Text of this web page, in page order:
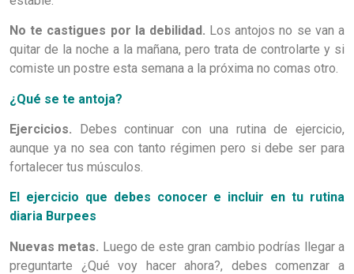
No te castigues por la debilidad. Los antojos no se van a
quitar de la noche a la mañana, pero trata de controlarte y si
comiste un postre esta semana a la próxima no comas otro.
¿Qué se te antoja?
Ejercicios. Debes continuar con una rutina de ejercicio,
aunque ya no sea con tanto régimen pero si debe ser para
fortalecer tus músculos.
El ejercicio que debes conocer e incluir en tu rutina
diaria Burpees
Nuevas metas. Luego de este gran cambio podrías llegar a
preguntarte ¿Qué voy hacer ahora?, debes comenzar a